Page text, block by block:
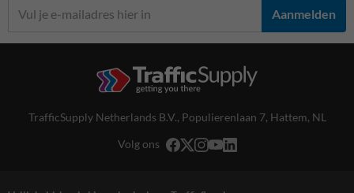
Aanmelden
TrafficSupply Netherlands B.V., Populierenlaan 7, Hattem, NL
Volg ons